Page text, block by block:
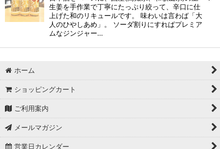
生姜を手作業で丁寧にたっぷり絞って、辛口に仕
上げた和のリキュールです。 味わいは言わば「大
人のひやしあめ」。 ソーダ割りにすればプレミア
ムなジンジャー…
ホーム
ショッピングカート
ご利用案内
メールマガジン
営業日カレンダー